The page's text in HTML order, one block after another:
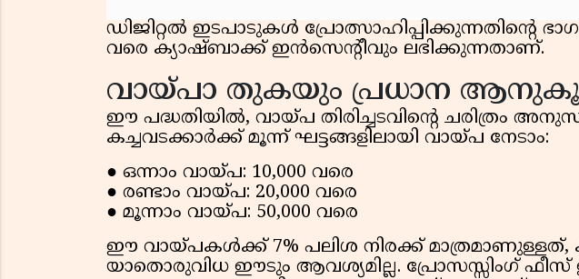
ഡിജിറ്റൽ ഇടപാടുകൾ പ്രോത്സാഹിപ്പിക്കുന്നതിന്റെ
വരെ ക്യാഷ്ബാക്ക് ഇൻസെന്റീവും ലഭിക്കുന്നതാണ്.
വായ്പാ തുകയും പ്രധാന
ഈ പദ്ധതിയിൽ, വായ്പ തിരിച്ചടവിന്റെ ചരിത്രം
കച്ചവടക്കാർക്ക് മൂന്ന് ഘട്ടങ്ങളിലായി വായ്പ നേടാം:
● ഒന്നാം വായ്പ: 10,000 വരെ
● രണ്ടാം വായ്പ: 20,000 വരെ
● മൂന്നാം വായ്പ: 50,000 വരെ
ഈ വായ്പകൾക്ക് 7% പലിശ നിരക്ക് മാത്രമാണുള്ളത്,
യാതൊരുവിധ ഈടും ആവശ്യമില്ല. പ്രോസസ്സിംഗ്